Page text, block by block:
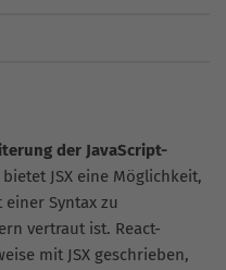
der JavaScript-
JSX eine Möglichkeit,
Syntax zu
vertraut ist. React-
mit JSX geschrieben,